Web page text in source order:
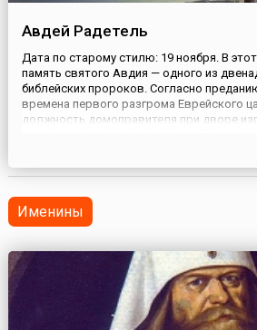
Авдей Радетель
Дата по старому стилю: 19 ноября. В
память святого Авдия — одного из
библейских пророков. Согласно
времена первого разгрома Еврейского
должность домоправителя при дворе
Бога, инициатором кото...
Именины